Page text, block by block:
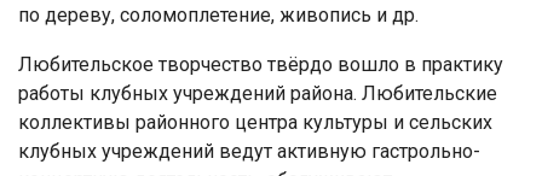
по дереву, соломоплетение, живопись и др.
Любительское творчество твёрдо вошло в практику
работы клубных учреждений района. Любительские
коллективы районного центра культуры и сельских
клубных учреждений ведут активную гастрольно-